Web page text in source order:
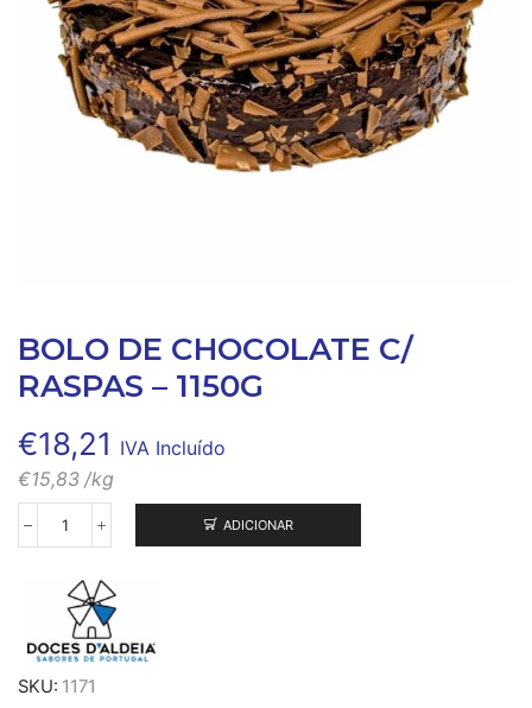
BOLO DE CHOCOLATE C/
RASPAS – 1150G
€18,21 IVA Incluído
€15,83 /kg
Quantidade
Bolo
de
Chocolate
c/
Raspas
ADICIONAR
SKU: 1171